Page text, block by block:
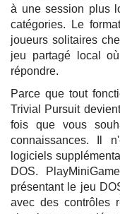
à une session plus
catégories. Le
joueurs solitaires
jeu partagé local
répondre.
Parce que tout
Trivial Pursuit
fois que vous
connaissances. Il
logiciels
DOS.
présentant le jeu
avec des contrôles